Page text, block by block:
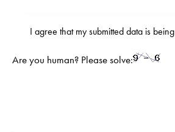
I agree that my submitted data is being
Are you human? Please solve: